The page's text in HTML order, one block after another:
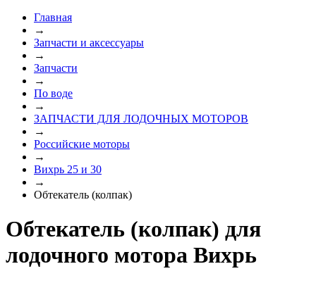
Главная
→
Запчасти и аксессуары
→
Запчасти
→
По воде
→
ЗАПЧАСТИ ДЛЯ ЛОДОЧНЫХ МОТОРОВ
→
Российские моторы
→
Вихрь 25 и 30
→
Обтекатель (колпак)
Обтекатель (колпак) для
лодочного мотора Вихрь